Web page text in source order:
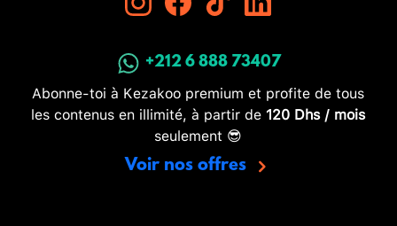
+212 6 888 73407
Abonne-toi à Kezakoo premium et profite de tous
les contenus en illimité, à partir de 120 Dhs / mois
seulement 😎
Voir nos offres